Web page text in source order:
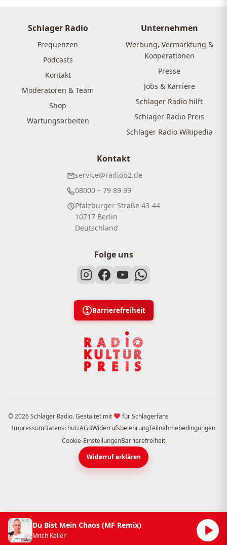
Schlager Radio
Frequenzen
Podcasts
Kontakt
Moderatoren & Team
Shop
Wartungsarbeiten
Unternehmen
Werbung, Vermarktung &
Kooperationen
Presse
Jobs & Karriere
Schlager Radio hilft
Schlager Radio Preis
Schlager Radio Wikipedia
Kontakt
service@radiob2.de
08000 – 79 89 99
Pfalzburger Straße 43-44
10717 Berlin
Deutschland
Folge uns
Barrierefreiheit
© 2026 Schlager Radio. Gestaltet mit
für Schlagerfans
ImpressumDatenschutzAGBWiderrufsbelehrungTeilnahmebedingungen
Cookie-EinstellungenBarrierefreiheit
Widerruf erklären
Du Bist Mein Chaos (MF Remix)
Mitch Keller